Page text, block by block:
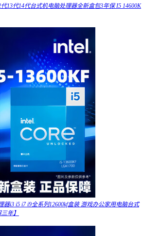
13代14代台式机电脑处理器全新盒包3年保 I5 14600K
器i3 i5 i7 i9全系列12600kf盒装 游戏办公家用电脑台式
年】